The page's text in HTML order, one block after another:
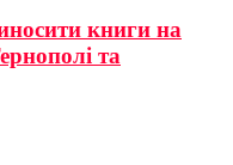
книги на
та